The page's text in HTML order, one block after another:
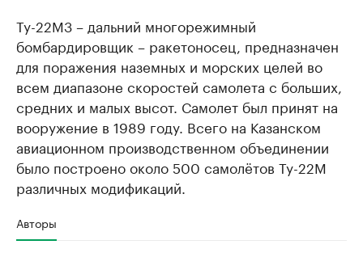
Ту-22М3 – дальний многорежимный
бомбардировщик – ракетоносец, предназначен
для поражения наземных и морских целей во
всем диапазоне скоростей самолета с больших,
средних и малых высот. Самолет был принят на
вооружение в 1989 году. Всего на Казанском
авиационном производственном объединении
было построено около 500 самолётов Ту-22М
различных модификаций.
Авторы